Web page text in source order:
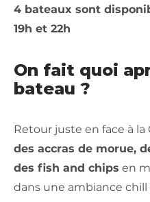
4 bateaux sont
19h et 22h
On fait quoi
bateau ?
Retour juste en face à
des accras de morue,
des fish and chips en
dans une ambiance chill